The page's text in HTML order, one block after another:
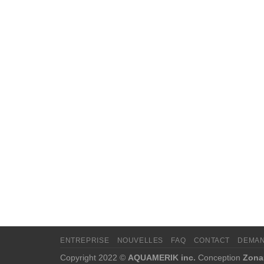
ENTREPRISE NOUVELLES FAQ CONTACT
Copyright 2022 © AQUAMERIK inc. Conception